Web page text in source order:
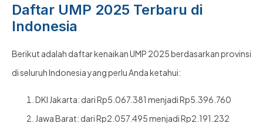
Daftar UMP 2025 Terbaru di
Indonesia
Berikut adalah daftar kenaikan UMP 2025 berdasarkan provinsi
di seluruh Indonesia yang perlu Anda ketahui:
DKI Jakarta: dari Rp5.067.381 menjadi Rp5.396.760
Jawa Barat: dari Rp2.057.495 menjadi Rp2.191.232